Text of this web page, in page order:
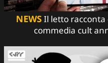
NEWSIl letto racconta
commedia cult